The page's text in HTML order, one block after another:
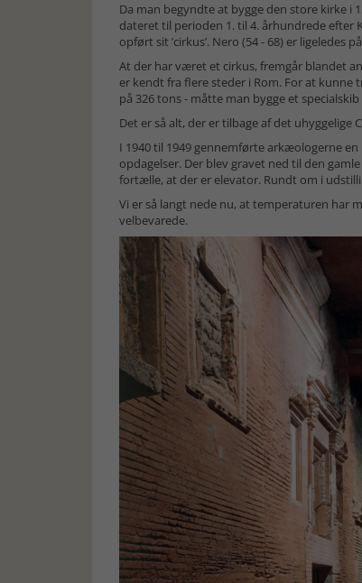
Da man begyndte at bygge den store kirke i
dateret til perioden 1. til 4. århundrede efter
opført sit ’cirkus’. Nero (54 - 68) er ligeledes
At der har været et cirkus, fremgår blandet
er kendt fra flere steder i Rom. For at
på 326 tons - måtte man bygge et
Det er så alt, der er tilbage af det uhyggelige
I 1940 til 1949 gennemførte arkæologerne
opdagelser. Der blev gravet ned til den
fortælle, at der er elevator. Rundt om i
Vi er så langt nede nu, at temperaturen har
velbevarede.